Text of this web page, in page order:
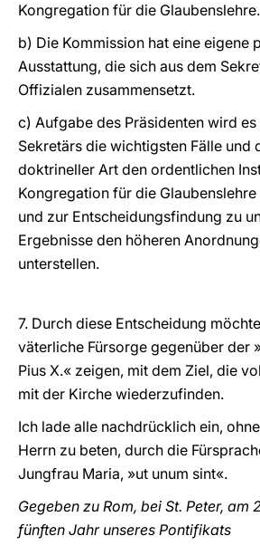
Kongregation für die Glaubenslehre.
b) Die Kommission hat eine eigene
Ausstattung, die sich aus dem
Offizialen zusammensetzt.
c) Aufgabe des Präsidenten wird
Sekretärs die wichtigsten Fälle und
doktrineller Art den ordentlichen
Kongregation für die
und zur Entscheidungsfindung zu
Ergebnisse den höheren
unterstellen.
7. Durch diese Entscheidung
väterliche Fürsorge gegenüber der
Pius X.« zeigen, mit dem Ziel, die
mit der Kirche wiederzufinden.
Ich lade alle nachdrücklich ein,
Herrn zu beten, durch die
Jungfrau Maria, »ut unum sint«.
Gegeben zu Rom, bei St. Peter, am
fünften Jahr unseres Pontifikats